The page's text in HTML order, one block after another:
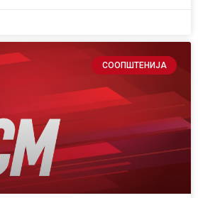
СООПШТЕНИЈА